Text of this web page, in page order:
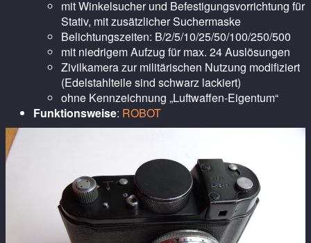
mit Winkelsucher und Befestigungsvorrichtung für
Stativ, mit zusätzlicher Suchermaske
Belichtungszeiten: B/2/5/10/25/50/100/250/500
mit niedrigem Aufzug für max. 24 Auslösungen
Zivilkamera zur militärischen Nutzung modifiziert
(Edelstahlteile sind schwarz lackiert)
ohne Kennzeichnung „Luftwaffen-Eigentum“
Funktionsweise: ROBOT